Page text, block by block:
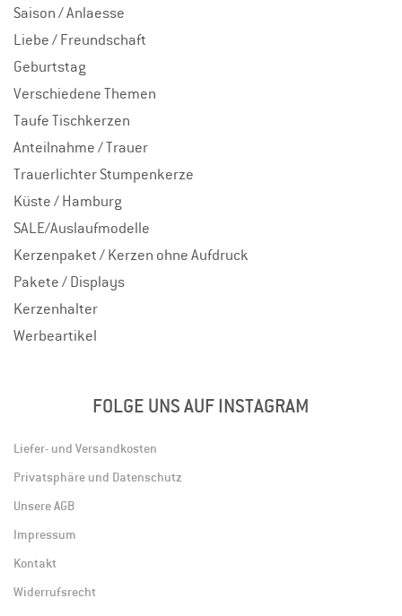
Saison / Anlaesse
Liebe / Freundschaft
Geburtstag
Verschiedene Themen
Taufe Tischkerzen
Anteilnahme / Trauer
Trauerlichter Stumpenkerze
Küste / Hamburg
SALE/Auslaufmodelle
Kerzenpaket / Kerzen ohne Aufdruck
Pakete / Displays
Kerzenhalter
Werbeartikel
FOLGE UNS AUF INSTAGRAM
Liefer- und Versandkosten
Privatsphäre und Datenschutz
Unsere AGB
Impressum
Kontakt
Widerrufsrecht